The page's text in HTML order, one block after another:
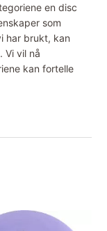
en disc
som
har brukt, kan
Vi vil nå
kan fortelle